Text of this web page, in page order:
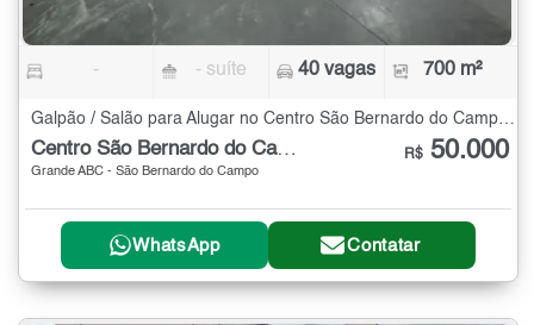
- - suíte 40 vagas 700 m²
Galpão / Salão para Alugar no Centro São Bernardo do Campo - 700 m²
Centro São Bernardo do Campo
Grande ABC - São Bernardo do Campo
R$ 50.000
WhatsApp Contatar